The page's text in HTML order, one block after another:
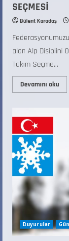
SEÇMESİ
Bülent Karadaş
alan Alp Disiplini
Takım Seçme...
Devamını oku
Duyurular